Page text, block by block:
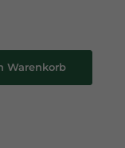
Sternen
Warenkorb